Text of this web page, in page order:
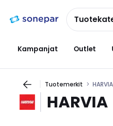
navigointiinsisältöön
Kampanjat Outlet
Tuotemerkit HARVIA
HARVIA